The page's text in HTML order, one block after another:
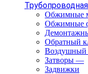
Обжимные
Обжимные
Обратный
Воздушный
Затворы —
Задвижки